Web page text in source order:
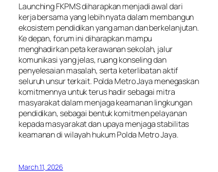
Launching FKPMS diharapkan menjadi awal dari
kerja bersama yang lebih nyata dalam membangun
ekosistem pendidikan yang aman dan berkelanjutan.
Ke depan, forum ini diharapkan mampu
menghadirkan peta kerawanan sekolah, jalur
komunikasi yang jelas, ruang konseling dan
penyelesaian masalah, serta keterlibatan aktif
seluruh unsur terkait. Polda Metro Jaya menegaskan
komitmennya untuk terus hadir sebagai mitra
masyarakat dalam menjaga keamanan lingkungan
pendidikan, sebagai bentuk komitmen pelayanan
kepada masyarakat dan upaya menjaga stabilitas
keamanan di wilayah hukum Polda Metro Jaya.
March 11, 2026